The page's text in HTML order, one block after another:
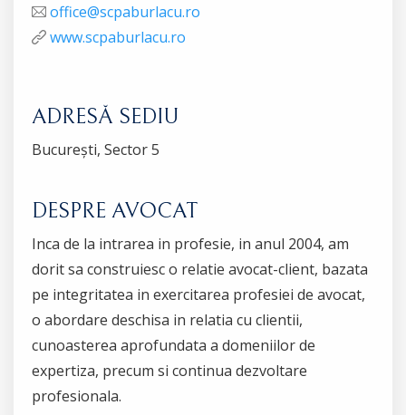
office@scpaburlacu.ro
www.scpaburlacu.ro
ADRESĂ SEDIU
București, Sector 5
DESPRE AVOCAT
Inca de la intrarea in profesie, in anul 2004, am
dorit sa construiesc o relatie avocat-client, bazata
pe integritatea in exercitarea profesiei de avocat,
o abordare deschisa in relatia cu clientii,
cunoasterea aprofundata a domeniilor de
expertiza, precum si continua dezvoltare
profesionala.